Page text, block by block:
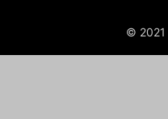
© 2021